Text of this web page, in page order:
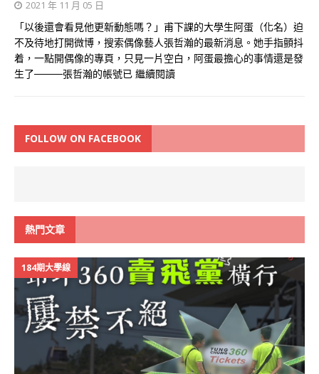
2021 年 11 月 05 日
「以後還會看見他更新動態嗎？」甫下課的大學生阿蛋（化名）迫
不及待地打開微博，搜索偶像藝人張哲瀚的最新消息。她手指顫抖
着，一點開偶像的專頁，只見一片空白，阿蛋最擔心的事情還是發
生了────張哲瀚的帳號已 繼續閱讀
FOLLOW ON FACEBOOK
熱門文章
184期大學線